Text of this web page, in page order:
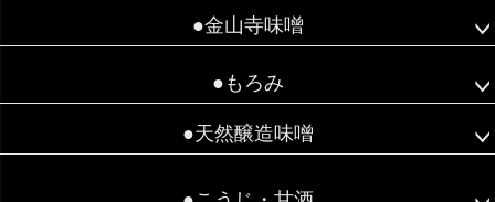
●金山寺味噌
●もろみ
●天然醸造味噌